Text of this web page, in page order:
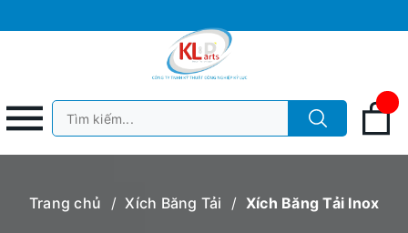
Trang chủ / Xích Băng Tải / Xích Băng Tải Inox